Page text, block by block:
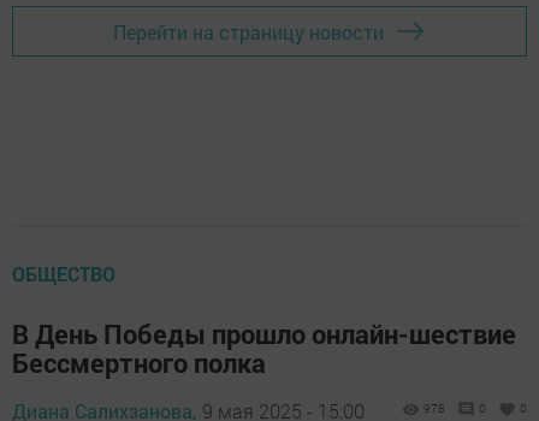
Перейти на страницу новости
ОБЩЕСТВО
В День Победы прошло онлайн-шествие
Бессмертного полка
Диана Салихзанова, 9 мая 2025 - 15:00 978 0 0